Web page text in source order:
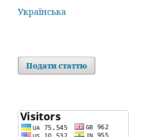
Українська
Подати статтю